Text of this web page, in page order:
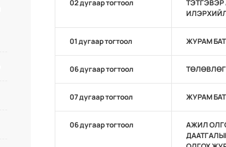
02 дугаар тогтоол
01 дугаар тогтоол ЖУРАМ
06 дугаар тогтоол
07 дугаар тогтоол ЖУРАМ
06 дугаар тогтоол
АЖИЛ